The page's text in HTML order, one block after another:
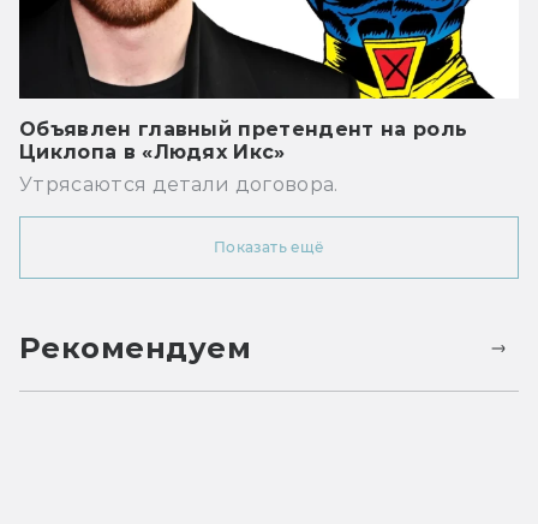
Объявлен главный претендент на роль
Циклопа в «Людях Икс»
Утрясаются детали договора.
Показать ещё
Рекомендуем